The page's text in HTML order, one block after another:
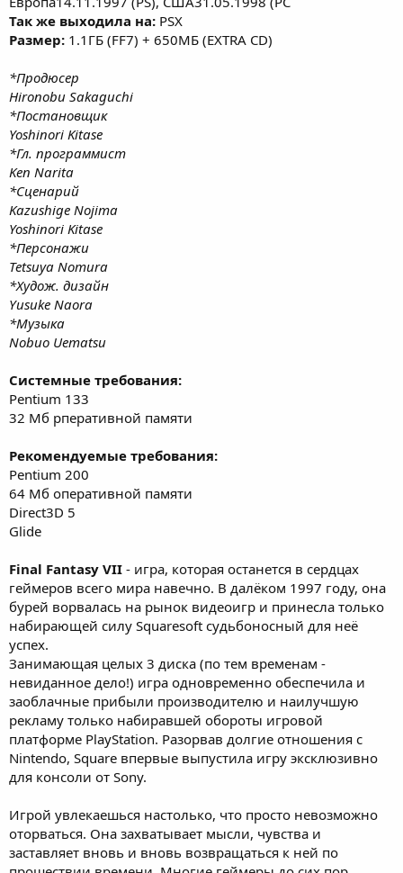
Так же выходила на: PSX
Размер: 1.1ГБ (FF7) + 650МБ (EXTRA CD)
*Продюсер
Hironobu Sakaguchi
*Постановщик
Yoshinori Kitase
*Гл. программист
Ken Narita
*Cценарий
Kazushige Nojima
Yoshinori Kitase
*Персонажи
Tetsuya Nomura
*Худож. дизайн
Yusuke Naora
*Музыка
Nobuo Uematsu
Системные требования:
Pentium 133
32 Мб рперативной памяти
Рекомендуемые требования:
Pentium 200
64 Мб оперативной памяти
Direct3D 5
Glide
Final Fantasy VII - игра, которая останется в сердцах
геймеров всего мира навечно. В далёком 1997 году, она
бурей ворвалась на рынок видеоигр и принесла только
набирающей силу Squaresoft судьбоносный для неё
успех.
Занимающая целых 3 диска (по тем временам -
невиданное дело!) игра одновременно обеспечила и
заоблачные прибыли производителю и наилучшую
рекламу только набиравшей обороты игровой
платформе PlayStation. Разорвав долгие отношения с
Nintendo, Square впервые выпустила игру эксклюзивно
для консоли от Sony.
Игрой увлекаешься настолько, что просто невозможно
оторваться. Она захватывает мысли, чувства и
заставляет вновь и вновь возвращаться к ней по